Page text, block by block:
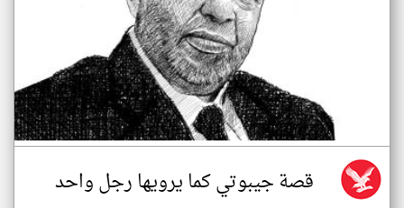
قصة جيبوتي كما يرويها رجل واحد